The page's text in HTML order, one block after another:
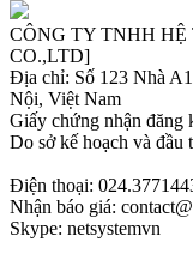
CÔNG TY TNHH
CO.,LTD]
Địa chỉ: Số 123 Nhà
Nội, Việt Nam
Giấy chứng nhận đăng
Do sở kế hoạch và
Điện thoại:
Nhận báo giá:
Skype: netsystemvn